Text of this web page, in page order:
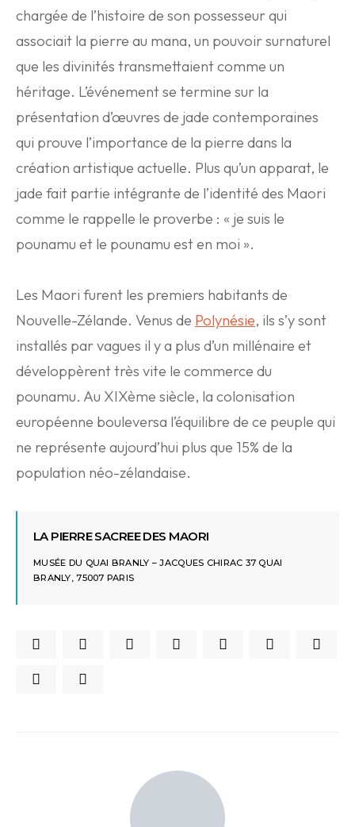
chargée de l’histoire de son possesseur qui
associait la pierre au mana, un pouvoir surnaturel
que les divinités transmettaient comme un
héritage. L’événement se termine sur la
présentation d’œuvres de jade contemporaines
qui prouve l’importance de la pierre dans la
création artistique actuelle. Plus qu’un apparat, le
jade fait partie intégrante de l’identité des Maori
comme le rappelle le proverbe : « je suis le
pounamu et le pounamu est en moi ».
Les Maori furent les premiers habitants de
Nouvelle-Zélande. Venus de Polynésie, ils s’y sont
installés par vagues il y a plus d’un millénaire et
développèrent très vite le commerce du
pounamu. Au XIXème siècle, la colonisation
européenne bouleversa l’équilibre de ce peuple qui
ne représente aujourd’hui plus que 15% de la
population néo-zélandaise.
LA PIERRE SACREE DES MAORI
MUSÉE DU QUAI BRANLY – JACQUES CHIRAC 37 QUAI
BRANLY, 75007 PARIS